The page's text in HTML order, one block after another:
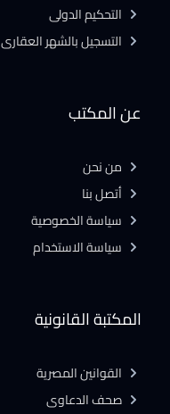
المكتبة القانونية
القوانين المصرية
صحف الدعاوى
عن المكتب
من نحن
أتصل بنا
سياسة الخصوصية
سياسة الاستخدام
التحكيم الدولى
التسجيل بالشهر العقارى